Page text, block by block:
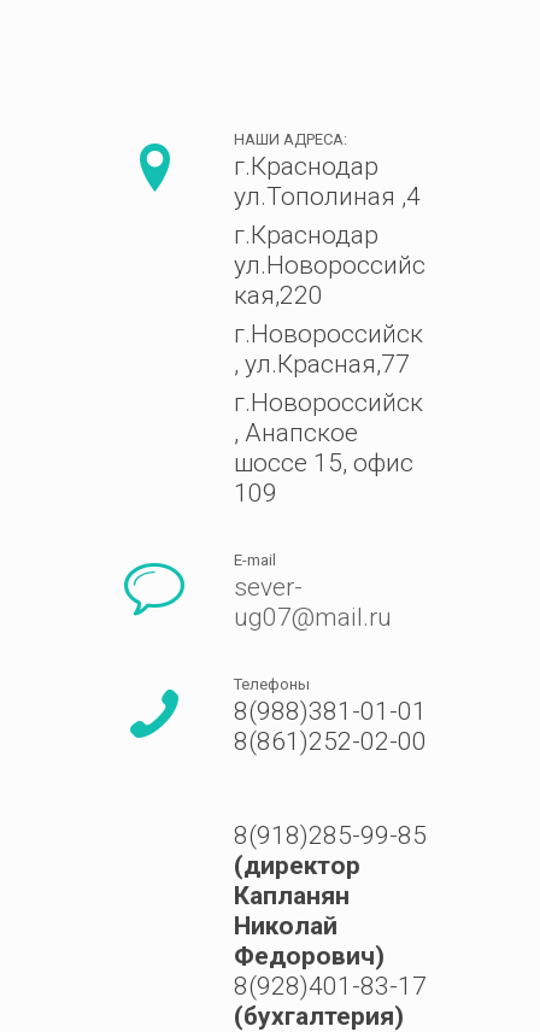
НАШИ АДРЕСА:
г.Краснодар
ул.Тополиная ,4
г.Краснодар
ул.Новороссийс
кая,220
г.Новороссийск
, ул.Красная,77
г.Новороссийск
, Анапское
шоссе 15, офис
109
E-mail
sever-
ug07@mail.ru
Телефоны
8(988)381-01-01
8(861)252-02-00
8(918)285-99-85
(директор
Капланян
Николай
Федорович)
8(928)401-83-17
(бухгалтерия)